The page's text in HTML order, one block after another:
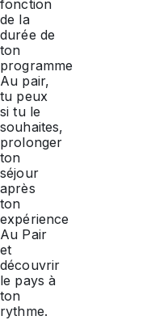
fonction
de la
durée de
ton
programme
Au pair,
tu peux
si tu le
souhaites,
prolonger
ton
séjour
après
ton
expérience
Au Pair
et
découvrir
le pays à
ton
rythme.